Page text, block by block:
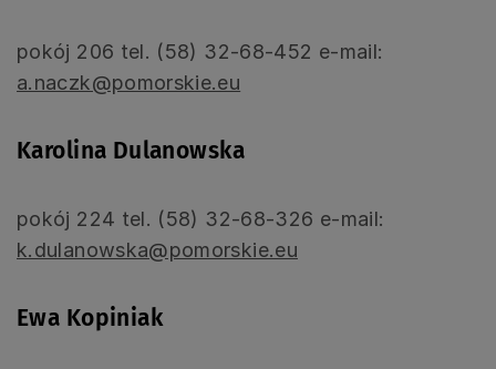
pokój 206 tel. (58) 32-68-452 e-mail:
a.naczk@pomorskie.eu
Karolina Dulanowska
pokój 224 tel. (58) 32-68-326 e-mail:
k.dulanowska@pomorskie.eu
Ewa Kopiniak